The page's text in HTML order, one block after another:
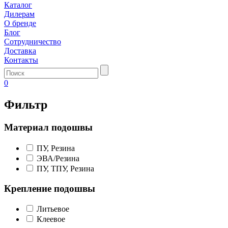
Каталог
Дилерам
О бренде
Блог
Сотрудничество
Доставка
Контакты
0
Фильтр
Материал подошвы
ПУ, Резина
ЭВА/Резина
ПУ, ТПУ, Резина
Крепление подошвы
Литьевое
Клеевое